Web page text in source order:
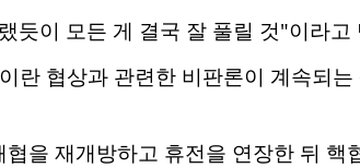
듯이 모든 게 결국 잘 풀릴 것"이라고
란 협상과 관련한 비판론이 계속되
을 재개방하고 휴전을 연장한 뒤 핵